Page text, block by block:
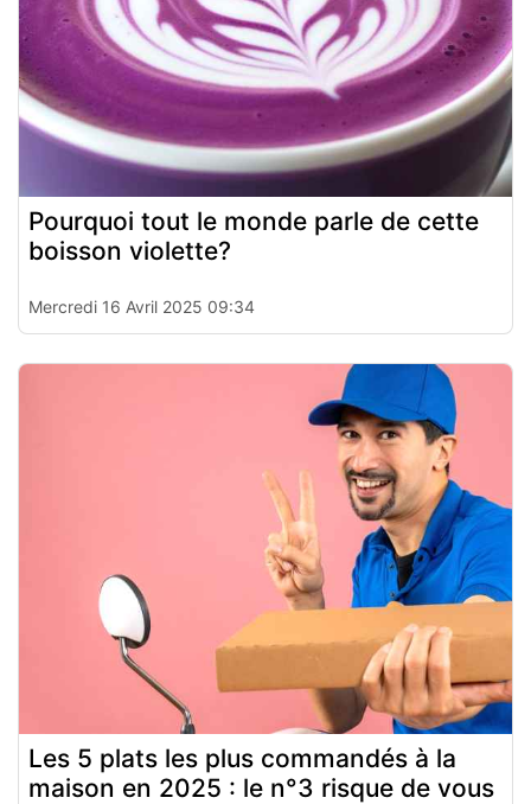
Pourquoi tout le monde parle de cette
boisson violette?
Mercredi 16 Avril 2025 09:34
Les 5 plats les plus commandés à la
maison en 2025 : le n°3 risque de vous